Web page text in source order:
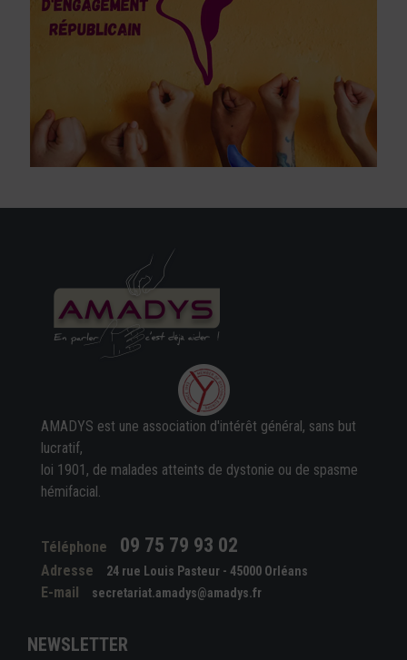
AMADYS est une association d'intérêt général, sans but
lucratif,
loi 1901, de malades atteints de dystonie ou de spasme
hémifacial.
Téléphone 09 75 79 93 02
Adresse 24 rue Louis Pasteur - 45000 Orléans
E-mail secretariat.amadys@amadys.fr
NEWSLETTER